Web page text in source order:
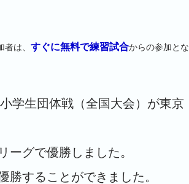
者は、 すぐに無料で練習試合からの参加とな
学生団体戦（全国大会）が東京
ーグで優勝しました。
することができました。